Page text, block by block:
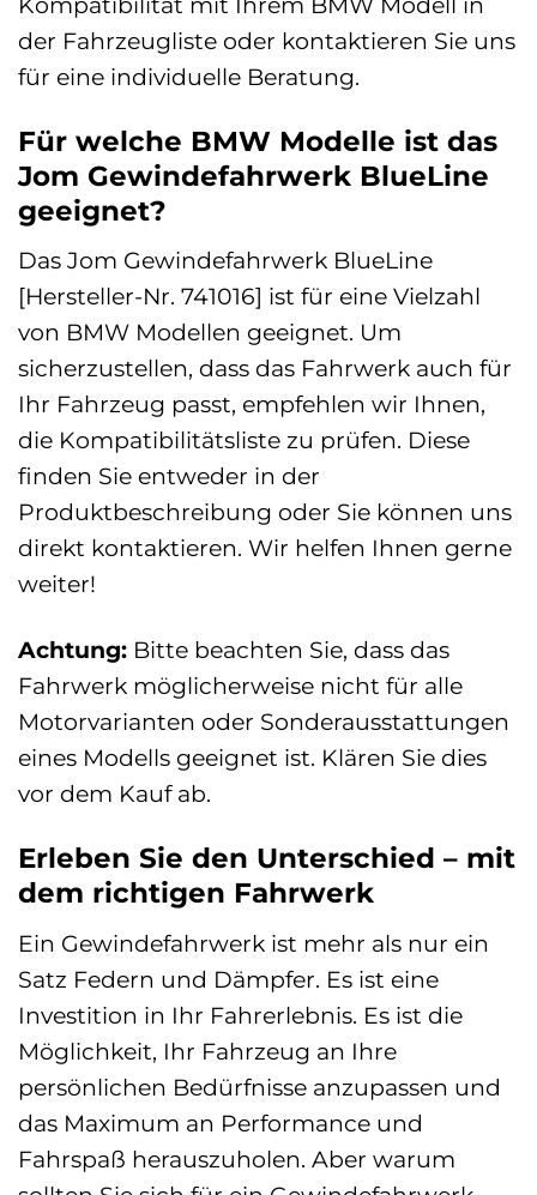
der Fahrzeugliste oder kontaktieren Sie uns
für eine individuelle Beratung.
Für welche BMW Modelle ist das
Jom Gewindefahrwerk BlueLine
geeignet?
Das Jom Gewindefahrwerk BlueLine
[Hersteller-Nr. 741016] ist für eine Vielzahl
von BMW Modellen geeignet. Um
sicherzustellen, dass das Fahrwerk auch für
Ihr Fahrzeug passt, empfehlen wir Ihnen,
die Kompatibilitätsliste zu prüfen. Diese
finden Sie entweder in der
Produktbeschreibung oder Sie können uns
direkt kontaktieren. Wir helfen Ihnen gerne
weiter!
Achtung: Bitte beachten Sie, dass das
Fahrwerk möglicherweise nicht für alle
Motorvarianten oder Sonderausstattungen
eines Modells geeignet ist. Klären Sie dies
vor dem Kauf ab.
Erleben Sie den Unterschied – mit
dem richtigen Fahrwerk
Ein Gewindefahrwerk ist mehr als nur ein
Satz Federn und Dämpfer. Es ist eine
Investition in Ihr Fahrerlebnis. Es ist die
Möglichkeit, Ihr Fahrzeug an Ihre
persönlichen Bedürfnisse anzupassen und
das Maximum an Performance und
Fahrspaß herauszuholen. Aber warum